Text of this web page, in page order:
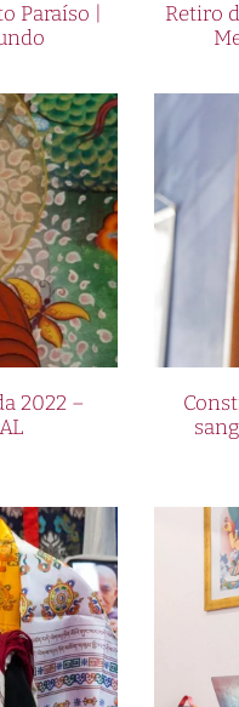
Paraíso |
Retiro
2022 –